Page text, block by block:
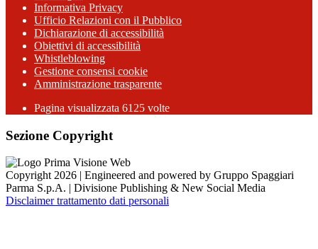
Informativa Privacy
Ufficio Relazioni con il Pubblico
Dichiarazione di accessibilità
Obiettivi di accessibilità
Whistleblowing
Gestione consensi cookie
Amministrazione trasparente
Pagina visualizzata 6125 volte
Sezione Copyright
Copyright 2026 | Engineered and powered by Gruppo Spaggiari
Parma S.p.A. | Divisione Publishing & New Social Media
Disclaimer trattamento dati personali